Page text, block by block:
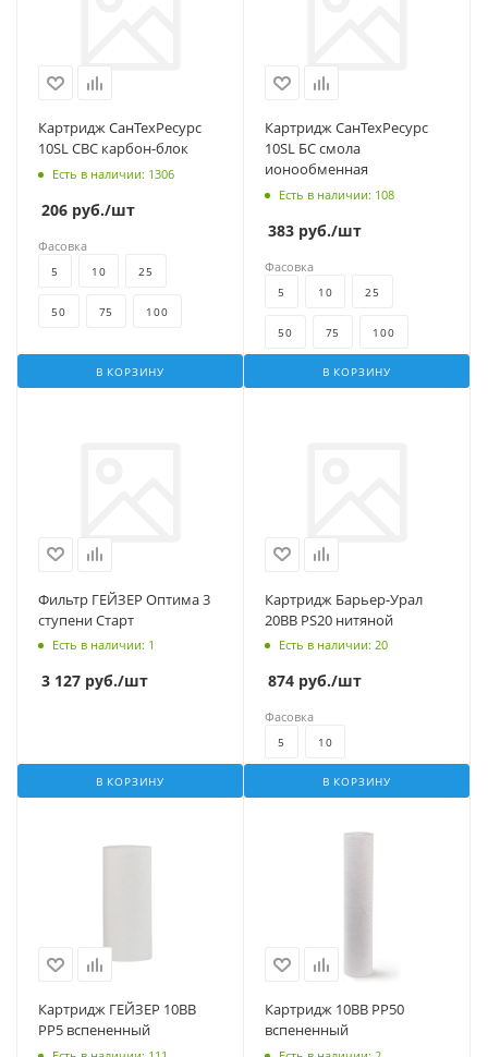
Картридж СанТехРесурс
10SL СВС карбон-блок
Есть в наличии: 1306
206 руб./шт
В КОРЗИНУ
Фасовка
5 10 25
50 75 100
Картридж СанТехРесурс
10SL БС смола
ионообменная
Есть в наличии: 108
383 руб./шт
В КОРЗИНУ
Фасовка
5 10 25
50 75 100
Фильтр ГЕЙЗЕР Оптима 3
ступени Старт
Есть в наличии: 1
3 127 руб./шт
В КОРЗИНУ
Картридж Барьер-Урал
20BB PS20 нитяной
Есть в наличии: 20
874 руб./шт
В КОРЗИНУ
Фасовка
5 10
Картридж ГЕЙЗЕР 10BB
PP5 вспененный
Картридж 10BB PP50
вспененный